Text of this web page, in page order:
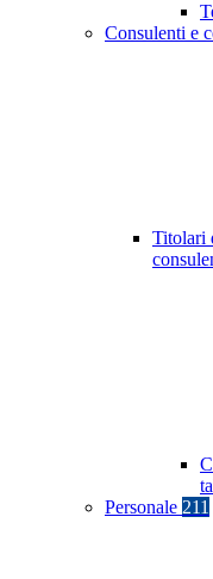
Consulenti e
Titolari
Personale 211